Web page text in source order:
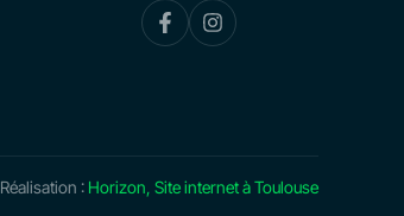
Réalisation : Horizon, Site internet à Toulouse